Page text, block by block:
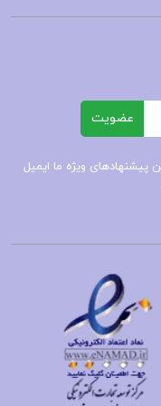
آموزشی و
الهام‌بخش برای
الهام‌بخش
بهبود و تکامل
چالش‌های
کسی باشد که به
ایی ژاپن
عضویت
ویژه ما ایمیل